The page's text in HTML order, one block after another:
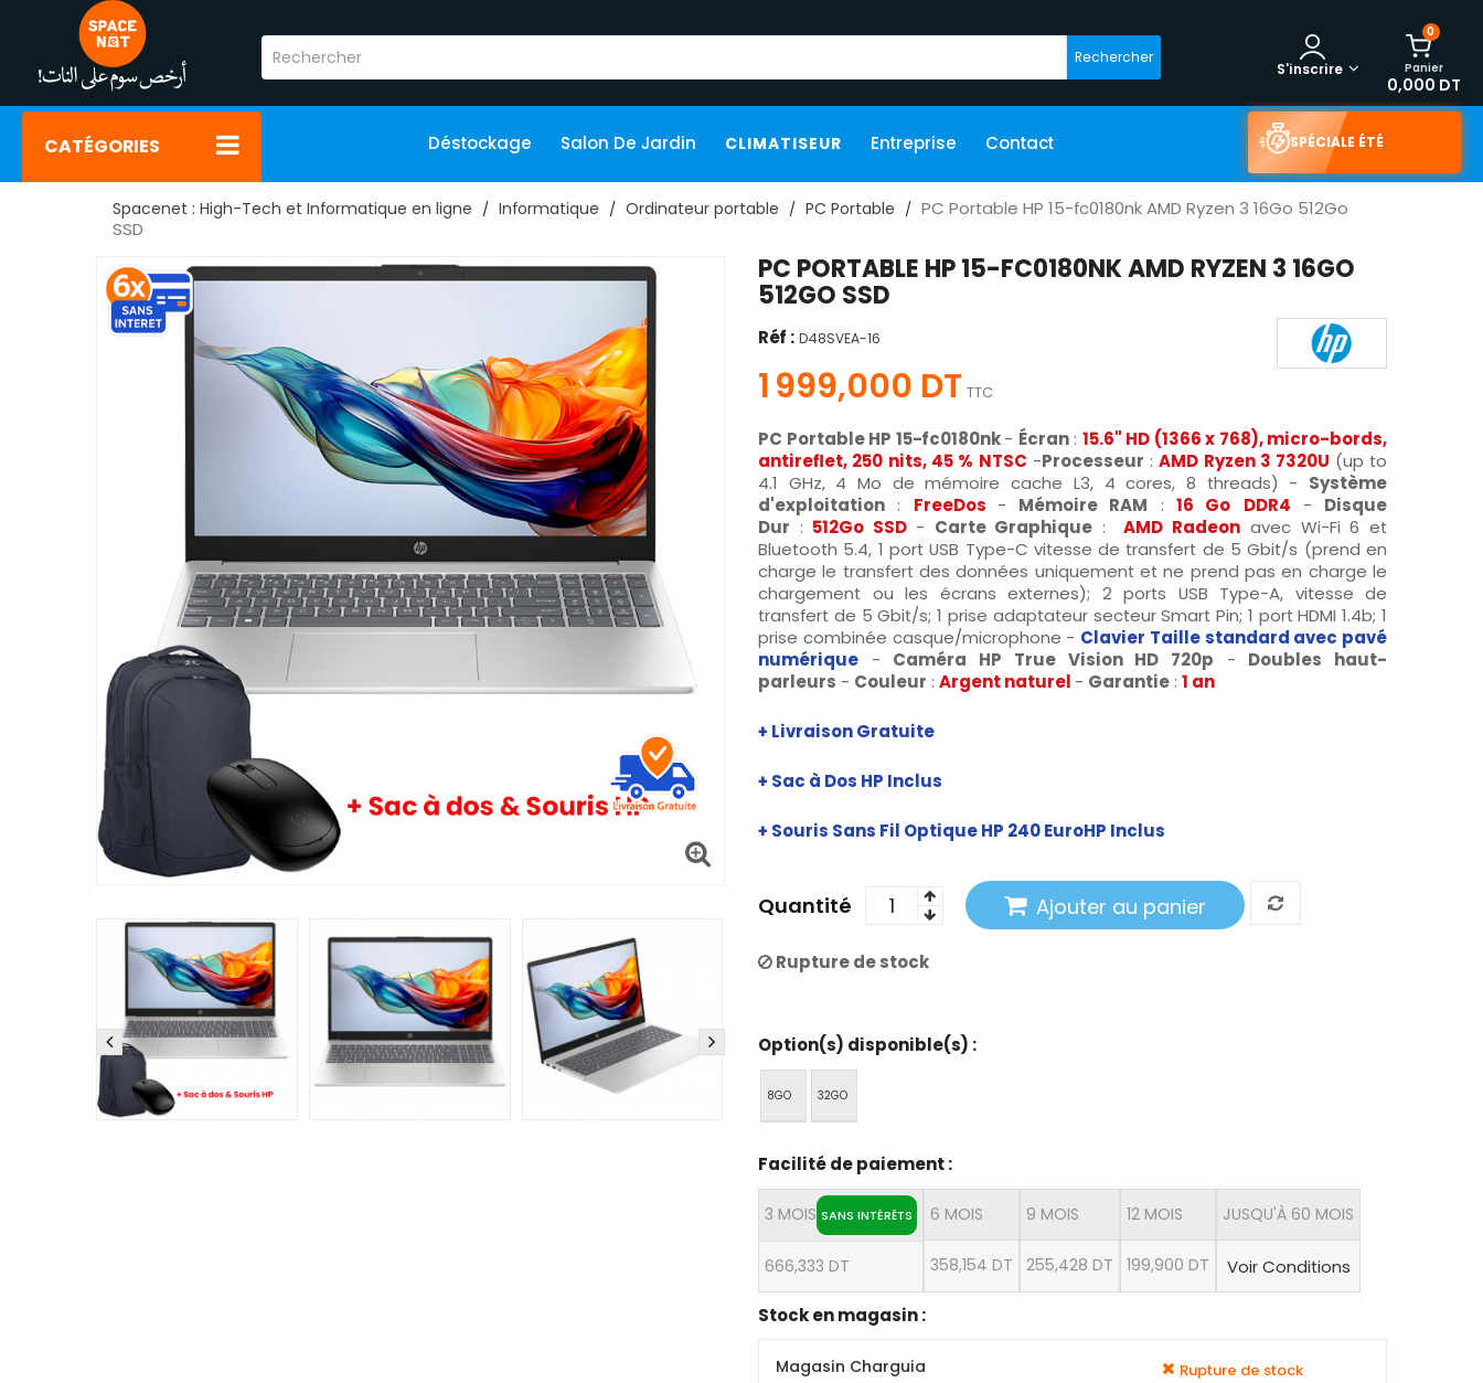
Rechercher
0
Panier
0,000 DT
S'inscrire
CATÉGORIES Déstockage Salon De Jardin CLIMATISEUR Entreprise Contact SPÉCIALE ÉTÉ
Spacenet : High-Tech et Informatique en ligne Informatique Ordinateur portable PC Portable
PC Portable HP 15-fc0180nk AMD Ryzen 3 16Go 512Go
SSD
PC PORTABLE HP 15-FC0180NK AMD RYZEN 3 16GO
512GO SSD
Réf : D48SVEA-16
1 999,000 DT TTC
PC Portable HP 15-fc0180nk- Écran: 15.6" HD (1366 x 768),micro-bords,
antireflet, 250 nits, 45 % NTSC-Processeur :AMD Ryzen 3 7320U (up to
4.1 GHz, 4 Mo de mémoire cache L3, 4 cores, 8 threads) - Système
d'exploitation : FreeDos - Mémoire RAM : 16 Go DDR4 - Disque
Dur : 512Go SSD - Carte Graphique : AMD Radeon avec Wi-Fi 6 et
Bluetooth 5.4, 1 port USB Type-C vitesse de transfert de 5 Gbit/s (prend en
charge le transfert des données uniquement et ne prend pas en charge le
chargement ou les écrans externes); 2 ports USB Type-A, vitesse de
transfert de 5 Gbit/s; 1 prise adaptateur secteur Smart Pin; 1 port HDMI 1.4b; 1
prise combinée casque/microphone - Clavier Taille standard avec pavé
numérique - Caméra HP True Vision HD 720p - Doubles haut-
parleurs - Couleur : Argent naturel - Garantie : 1 an
+ Livraison Gratuite
+ Sac à Dos HP Inclus
+ Souris Sans Fil Optique HP 240 EuroHP Inclus
Quantité Ajouter au panier
Rupture de stock
Option(s) disponible(s) :
8GO 32GO
Facilité de paiement :
3 MOIS SANS INTÉRÊTS
666,333 DT
6 MOIS
358,154 DT
9 MOIS
255,428 DT
12 MOIS
199,900 DT
JUSQU'À 60 MOIS
Voir Conditions
Stock en magasin :
Magasin Charguia Rupture de stock